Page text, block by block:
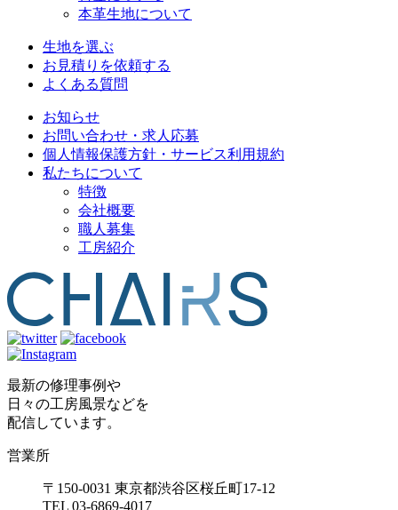
本革生地について
生地を選ぶ
お見積りを依頼する
よくある質問
お知らせ
お問い合わせ・求人応募
個人情報保護方針・サービス利用規約
私たちについて
特徴
会社概要
職人募集
工房紹介
最新の修理事例や
日々の工房風景などを
配信しています。
営業所
〒150-0031 東京都渋谷区桜丘町17-12
TEL 03-6869-4017